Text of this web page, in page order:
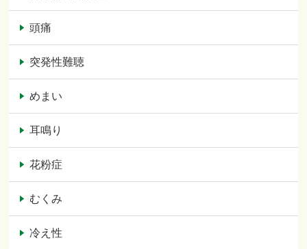
頭痛
突発性難聴
めまい
耳鳴り
花粉症
むくみ
冷え性